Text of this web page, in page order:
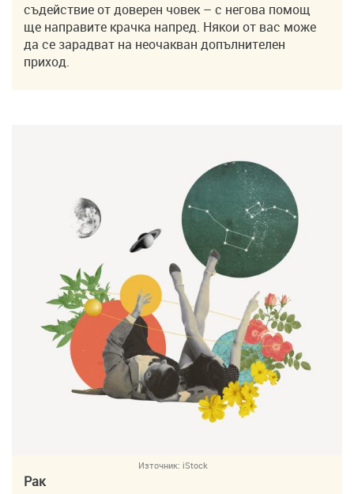
съдействие от доверен човек – с негова помощ
ще направите крачка напред. Някои от вас може
да се зарадват на неочакван допълнителен
приход.
Източник: iStock
Рак